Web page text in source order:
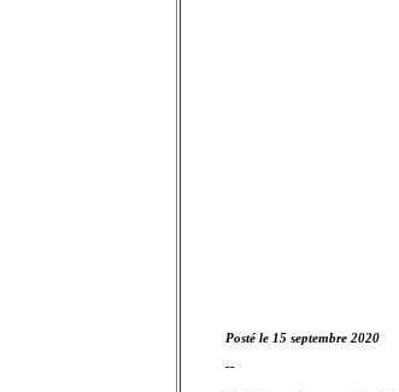
Posté le 15 septembre 2020
--